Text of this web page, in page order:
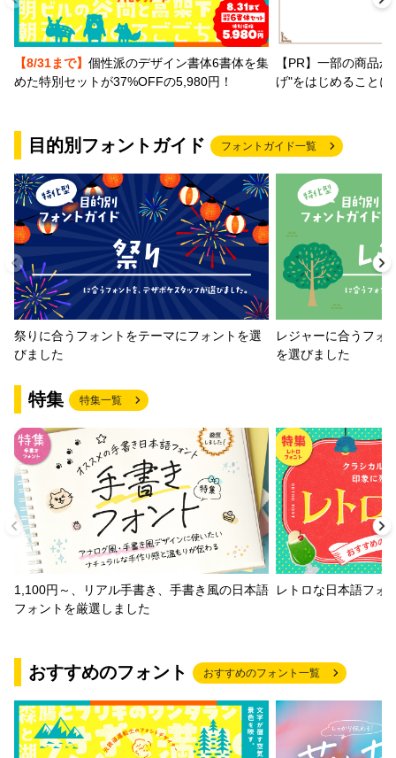
リセット
【8/31まで】 個性派のデザイン書体6書体を集
めた特別セットが37%OFFの5,980円！
【PR】一部の商品
げ"をはじめること
目的別フォントガイド フォントガイド一覧
祭りに合うフォントをテーマにフォントを選
びました
レジャーに合うフォ
を選びました
特集 特集一覧
1,100円～、リアル手書き、手書き風の日本語
フォントを厳選しました
レトロな日本語フォ
おすすめのフォント おすすめのフォント一覧